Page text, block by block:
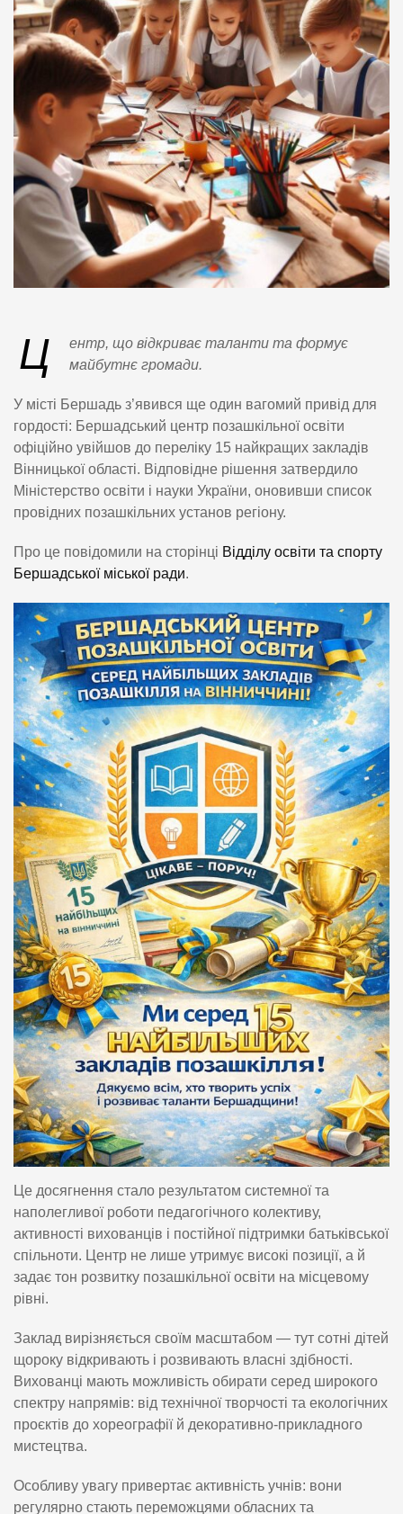
Ц
ентр, що відкриває таланти та формує
майбутнє громади.
У місті Бершадь з’явився ще один вагомий привід для
гордості: Бершадський центр позашкільної освіти
офіційно увійшов до переліку 15 найкращих закладів
Вінницької області. Відповідне рішення затвердило
Міністерство освіти і науки України, оновивши список
провідних позашкільних установ регіону.
Про це повідомили на сторінці Відділу освіти та спорту
Бершадської міської ради.
Це досягнення стало результатом системної та
наполегливої роботи педагогічного колективу,
активності вихованців і постійної підтримки батьківської
спільноти. Центр не лише утримує високі позиції, а й
задає тон розвитку позашкільної освіти на місцевому
рівні.
Заклад вирізняється своїм масштабом — тут сотні дітей
щороку відкривають і розвивають власні здібності.
Вихованці мають можливість обирати серед широкого
спектру напрямів: від технічної творчості та екологічних
проєктів до хореографії й декоративно-прикладного
мистецтва.
Особливу увагу привертає активність учнів: вони
регулярно стають переможцями обласних та